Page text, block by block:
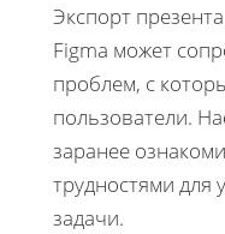
Экспорт
Figma может
проблем, с
пользователи.
заранее
трудностями для
задачи.